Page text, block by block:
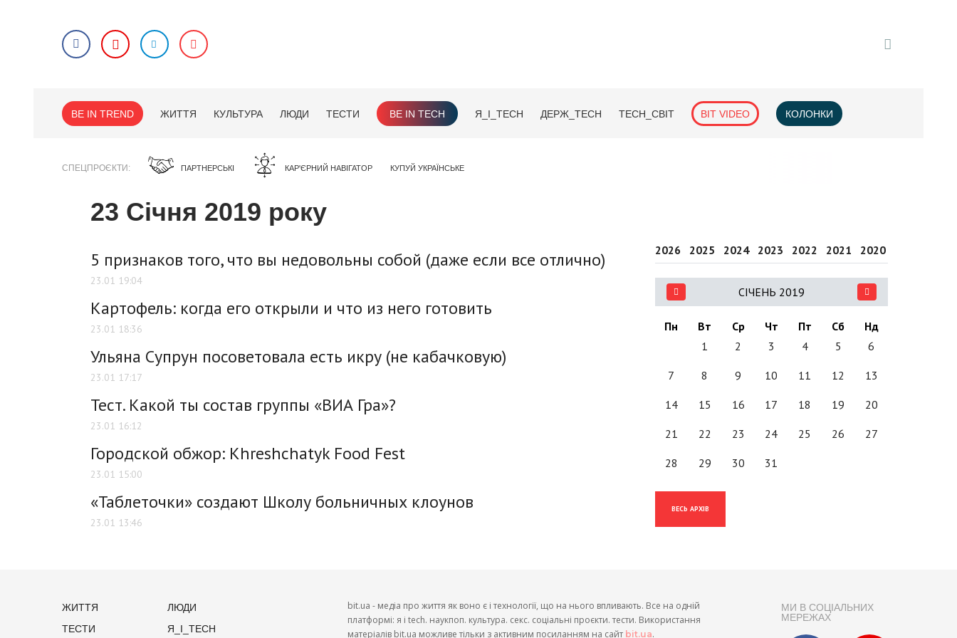
BE IN TREND ЖИТТЯ КУЛЬТУРА ЛЮДИ ТЕСТИ BE IN TECH Я_І_TECH ДЕРЖ_TECH TECH_СВІТ BIT VIDEO КОЛОНКИ
СПЕЦПРОЄКТИ ПАРТНЕРСЬКІ КАР'ЄРНИЙ НАВІГАТОР КУПУЙ УКРАЇНСЬКЕ
23 Січня 2019 року
5 признаков того, что вы недовольны собой (даже если все отлично)
23.01 19:04
Картофель: когда его открыли и что из него готовить
23.01 18:36
Ульяна Супрун посоветовала есть икру (не кабачковую)
23.01 17:17
Тест. Какой ты состав группы «ВИА Гра»?
23.01 16:12
Городской обжор: Khreshchatyk Food Fest
23.01 15:00
«Таблеточки» создают Школу больничных клоунов
23.01 13:46
2026 2025 2024 2023 2022 2021 2020
СІЧЕНЬ 2019
Пн Вт Ср Чт Пт Сб
Нд
1
2 3 4 5 6
7 8 9 10 11 12 13
14 15 16 17 18 19 20
21 22 23 24 25 26 27
28 29 30 31
ВЕСЬ АРХІВ
ЖИТТЯ
ЛЮДИ
ТЕСТИ
Я_І_TECH
МИ В СОЦІАЛЬНИХ
МЕРЕЖАХ
bit.ua - медіа про життя як воно є і технології, що на нього впливають. Все на одній
платформі: я і tech. наукпоп. культура. секс. соціальні проєкти. тести. Використання
матеріалів bit.ua можливе тільки з активним посиланням на сайт bit.ua.